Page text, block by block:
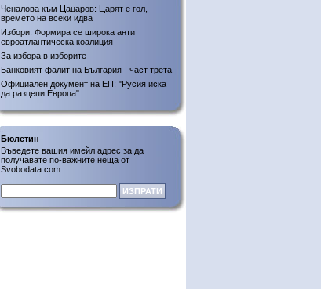
Ченалова към Цацаров: Царят е гол,
времето на всеки идва
Избори: Формира се широка анти
евроатлантическа коалиция
За избора в изборите
Банковият фалит на България - част трета
Официален документ на ЕП: "Русия иска
да разцепи Европа"
Бюлетин
Въведете вашия имейл адрес за да
получавате по-важните неща от
Svobodata.com.